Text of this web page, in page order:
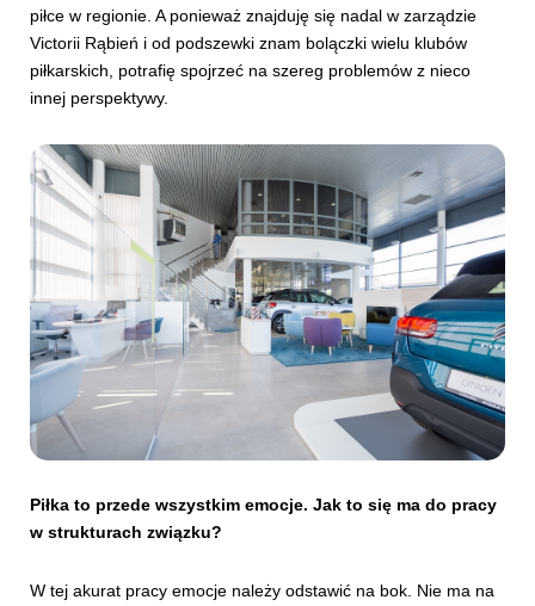
piłce w regionie. A ponieważ znajduję się nadal w zarządzie
Victorii Rąbień i od podszewki znam bolączki wielu klubów
piłkarskich, potrafię spojrzeć na szereg problemów z nieco
innej perspektywy.
Piłka to przede wszystkim emocje. Jak to się ma do pracy
w strukturach związku?
W tej akurat pracy emocje należy odstawić na bok. Nie ma na